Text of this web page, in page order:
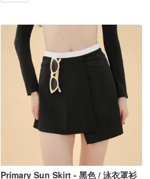
Primary Sun Skirt - 黑色 / 泳衣罩衫